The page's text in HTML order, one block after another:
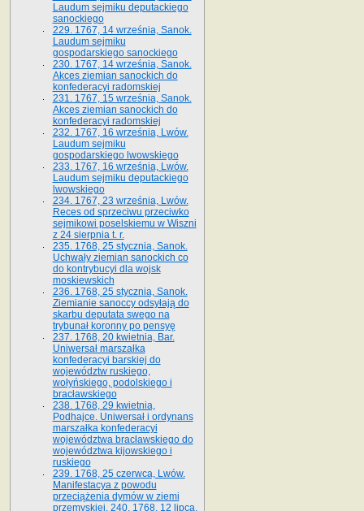
Laudum sejmiku deputackiego
sanockiego
229. 1767, 14 września, Sanok.
Laudum sejmiku
gospodarskiego sanockiego
230. 1767, 14 września, Sanok.
Akces ziemian sanockich do
konfederacyi radomskiej
231. 1767, 15 września, Sanok.
Akces ziemian sanockich do
konfederacyi radomskiej
232. 1767, 16 września, Lwów.
Laudum sejmiku
gospodarskiego lwowskiego
233. 1767, 16 września, Lwów.
Laudum sejmiku deputackiego
lwowskiego
234. 1767, 23 września, Lwów.
Reces od sprzeciwu przeciwko
sejmikowi poselskiemu w Wiszni
z 24 sierpnia t. r.
235. 1768, 25 stycznia, Sanok.
Uchwały ziemian sanockich co
do kontrybucyi dla wojsk
moskiewskich
236. 1768, 25 stycznia, Sanok.
Ziemianie sanoccy odsyłają do
skarbu deputata swego na
trybunał koronny po pensyę
237. 1768, 20 kwietnia, Bar.
Uniwersał marszałka
konfederacyi barskiej do
województw ruskiego,
wołyńskiego, podolskiego i
bracławskiego
238. 1768, 29 kwietnia,
Podhajce. Uniwersał i ordynans
marszałka konfederacyi
województwa bracławskiego do
wo­jewództwa kijowskiego i
ruskiego
239. 1768, 25 czerwca, Lwów.
Manifestacya z powodu
przeciążenia dymów w ziemi
przemyskiej. 240. 1768, 12 lipca,